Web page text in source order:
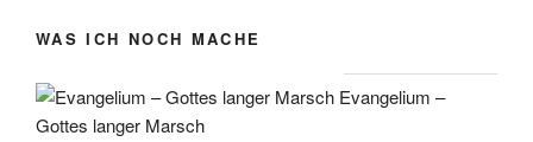
WAS ICH NOCH MACHE
Evangelium –
Gottes langer Marsch